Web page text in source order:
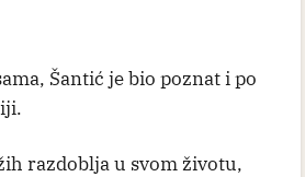
Šantić je bio poznat i po
razdoblja u svom životu,